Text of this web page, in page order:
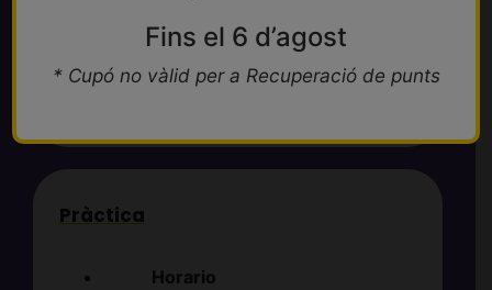
08172 Sant Cugat del Vallès,
Barcelona
Pràctica
Horario
Fins el 6 d’agost
* Cupó no vàlid per a Recuperació de punts